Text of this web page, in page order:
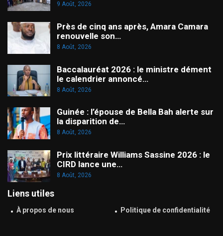
9 Août, 2026
Près de cinq ans après, Amara Camara
renouvelle son…
8 Août, 2026
Baccalauréat 2026 : le ministre dément
le calendrier annoncé…
8 Août, 2026
Guinée : l’épouse de Bella Bah alerte sur
la disparition de…
8 Août, 2026
Prix littéraire Williams Sassine 2026 : le
CIRD lance une…
8 Août, 2026
Liens utiles
À propos de nous Politique de confidentialité